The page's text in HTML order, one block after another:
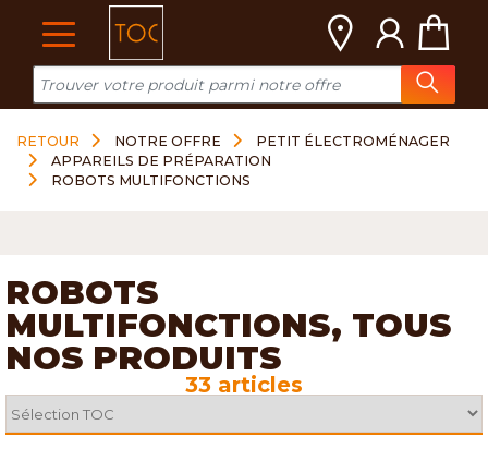
RETOUR NOTRE OFFRE
PETIT ÉLECTROMÉNAGER
APPAREILS DE PRÉPARATION
ROBOTS MULTIFONCTIONS
ROBOTS
MULTIFONCTIONS, TOUS
NOS PRODUITS
33 articles
Cookies management panel